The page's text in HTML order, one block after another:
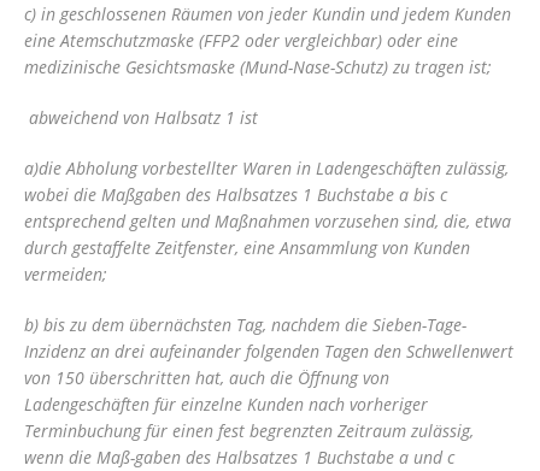
c) in geschlossenen Räumen von jeder Kundin und jedem Kunden
eine Atemschutzmaske (FFP2 oder vergleichbar) oder eine
medizinische Gesichtsmaske (Mund-Nase-Schutz) zu tragen ist;
abweichend von Halbsatz 1 ist
a)die Abholung vorbestellter Waren in Ladengeschäften zulässig,
wobei die Maßgaben des Halbsatzes 1 Buchstabe a bis c
entsprechend gelten und Maßnahmen vorzusehen sind, die, etwa
durch gestaffelte Zeitfenster, eine Ansammlung von Kunden
vermeiden;
b) bis zu dem übernächsten Tag, nachdem die Sieben-Tage-
Inzidenz an drei aufeinander folgenden Tagen den Schwellenwert
von 150 überschritten hat, auch die Öffnung von
Ladengeschäften für einzelne Kunden nach vorheriger
Terminbuchung für einen fest begrenzten Zeitraum zulässig,
wenn die Maß-gaben des Halbsatzes 1 Buchstabe a und c